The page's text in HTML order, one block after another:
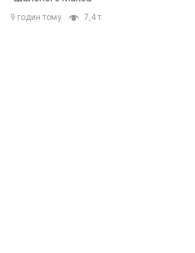
9 годин тому 7,4 т.